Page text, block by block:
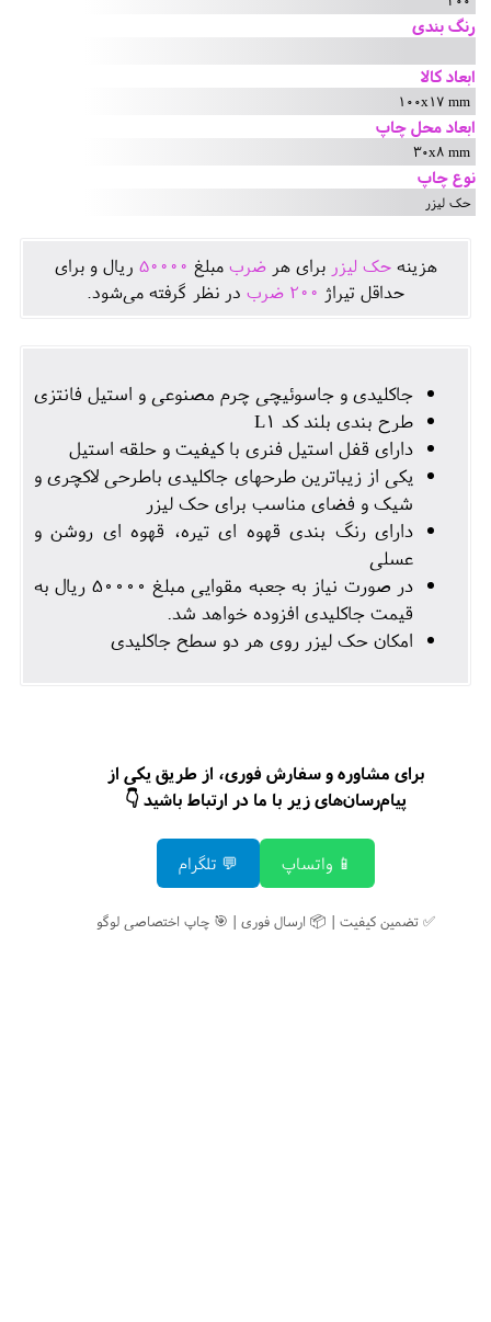
رنگ بندی
ابعاد کالا
100x17 mm
ابعاد محل چاپ
30x8 mm
نوع چاپ
حک لیزر
هزينهحک لیزر برای هرضرب مبلغ 50000 ريال و برای
حداقل تيراژ 200 ضرب در نظر گرفته می‌شود.
جاکلیدی و جاسوئیچی چرم مصنوعی و استیل فانتزی
طرح بندی بلند کد L1
دارای قفل استیل فنری با کیفیت و حلقه استیل
یکی از زیباترین طرحهای جاکلیدی باطرحی لاکچری و
شیک و فضای مناسب برای حک لیزر
دارای رنگ بندی قهوه ای تیره، قهوه ای روشن و
عسلی
در صورت نیاز به جعبه مقوایی مبلغ 50000 ریال به
قیمت جاکلیدی افزوده خواهد شد.
امکان حک لیزر روی هر دو سطح جاکلیدی
برای مشاوره و سفارش فوری، از طریق یکی از
پیام‌رسان‌های زیر با ما در ارتباط باشید 👇
📱 واتساپ 💬 تلگرام
✅ تضمین کیفیت | 📦 ارسال فوری | 🎯 چاپ اختصاصی لوگو